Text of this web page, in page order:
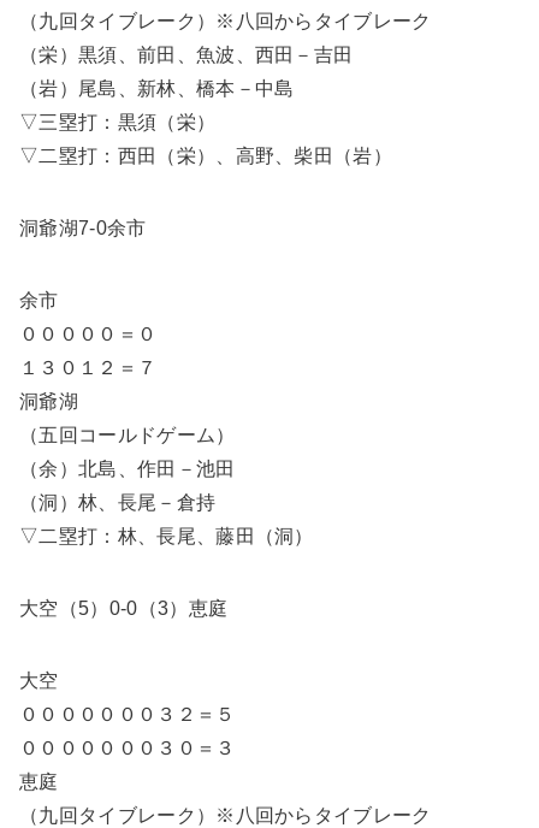
（九回タイブレーク）※八回からタイブレーク
（栄）黒須、前田、魚波、西田－吉田
（岩）尾島、新林、橋本－中島
▽三塁打：黒須（栄）
▽二塁打：西田（栄）、高野、柴田（岩）
洞爺湖7-0余市
余市
０００００＝０
１３０１２＝７
洞爺湖
（五回コールドゲーム）
（余）北島、作田－池田
（洞）林、長尾－倉持
▽二塁打：林、長尾、藤田（洞）
大空（5）0-0（3）恵庭
大空
０００００００３２＝５
０００００００３０＝３
恵庭
（九回タイブレーク）※八回からタイブレーク